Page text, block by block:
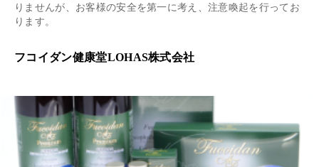
りませんが、お客様の安全を第一に考え、注意喚起を行ってお
ります。
フコイダン健康堂LOHAS株式会社